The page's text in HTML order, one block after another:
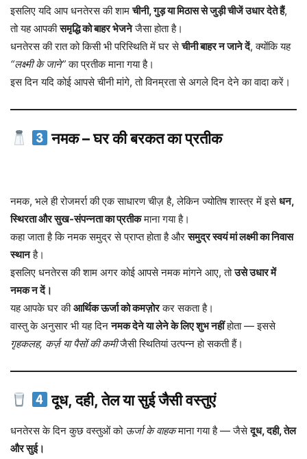
इसलिए यदि आप धनतेरस की शामचीनी, गुड़ या मिठास से जुड़ी चीजें उधार देते हैं,
तो यह आपकीसमृद्धि को बाहर भेजनेजैसा होता है।
धनतेरस की रात को किसी भी परिस्थिति में घर सेचीनी बाहर न जाने दें, क्योंकि यह
“लक्ष्मी के जाने”का प्रतीक माना गया है।
इस दिन यदि कोई आपसे चीनी मांगे, तो विनम्रता से अगले दिन देने का वादा करें।
नमक – घर की बरकत का प्रतीक
नमक, भले ही रोजमर्रा की एक साधारण चीज़ है, लेकिन ज्योतिष शास्त्र में इसेधन,
स्थिरता और सुख-संपन्नता का प्रतीकमाना गया है।
कहा जाता है कि नमक समुद्र से प्राप्त होता है औरसमुद्र स्वयं मां लक्ष्मी का निवास
स्थानहै।
इसलिए धनतेरस की शाम अगर कोई आपसे नमक मांगने आए, तोउसे उधार में
नमक न दें।
यह आपके घर कीआर्थिक ऊर्जा को कमज़ोरकर सकता है।
वास्तु के अनुसार भी यह दिननमक देने या लेने के लिए शुभ नहींहोता — इससे
गृहकलह, कर्ज़ या पैसों की कमीजैसी स्थितियां उत्पन्न हो सकती हैं।
दूध, दही, तेल या सुई जैसी वस्तुएं
धनतेरस के दिन कुछ वस्तुओं को ऊर्जा के वाहकमाना गया है — जैसेदूध, दही, तेल
और सुई।